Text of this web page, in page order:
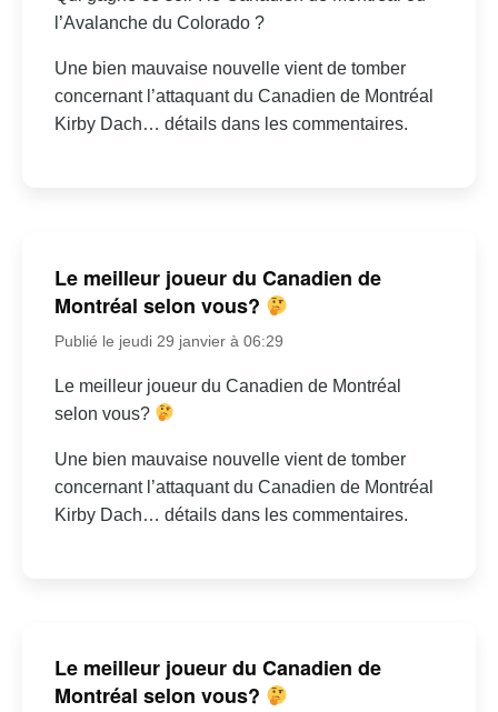
l’Avalanche du Colorado ?
Une bien mauvaise nouvelle vient de tomber
concernant l’attaquant du Canadien de Montréal
Kirby Dach… détails dans les commentaires.
Le meilleur joueur du Canadien de
Montréal selon vous?
Publié le jeudi 29 janvier à 06:29
Le meilleur joueur du Canadien de Montréal
selon vous?
Une bien mauvaise nouvelle vient de tomber
concernant l’attaquant du Canadien de Montréal
Kirby Dach… détails dans les commentaires.
Le meilleur joueur du Canadien de
Montréal selon vous?